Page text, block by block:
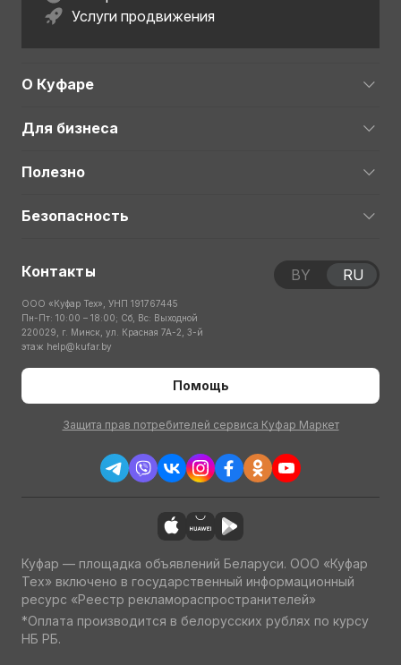
Услуги продвижения
О Куфаре
Для бизнеса
Полезно
Безопасность
Контакты
ООО «Куфар Тех», УНП 191767445
Пн-Пт: 10:00 – 18:00; Сб, Вс: Выходной
220029, г. Минск, ул. Красная 7А-2, 3-й
этаж help@kufar.by
Помощь
Защита прав потребителей сервиса Куфар Маркет
BY RU
Куфар — площадка объявлений Беларуси. ООО «Куфар
Тех» включено в государственный информационный
ресурс «Реестр рекламораспространителей»
*Оплата производится в белорусских рублях по курсу
НБ РБ.